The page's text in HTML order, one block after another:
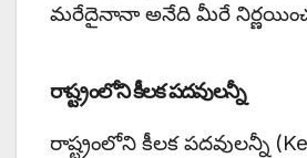
మరేదైనానా అనేది మీరే
రాష్ట్రంలోని కీలక పదవులన్నీ
రాష్ట్రంలోని కీలక పదవులన్నీ